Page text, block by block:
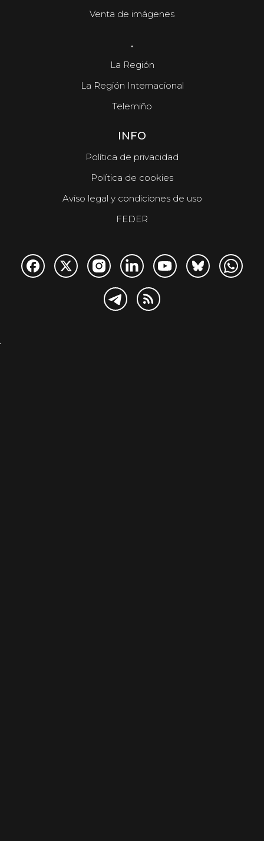
Venta de imágenes
.
La Región
La Región Internacional
Telemiño
INFO
Política de privacidad
Política de cookies
Aviso legal y condiciones de uso
FEDER